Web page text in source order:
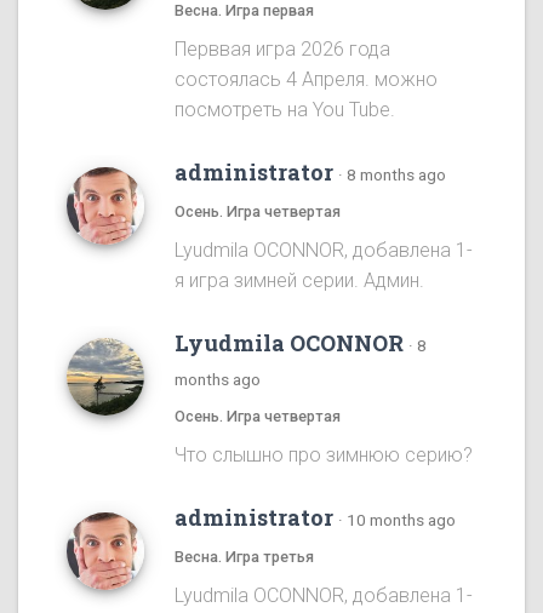
Весна. Игра первая
Перввая игра 2026 года
состоялась 4 Апреля. можно
посмотреть на You Tube.
administrator · 8 months ago
Осень. Игра четвертая
Lyudmila OCONNOR, добавлена 1-
я игра зимней серии. Админ.
Lyudmila OCONNOR · 8
months ago
Осень. Игра четвертая
Что слышно про зимнюю серию?
administrator · 10 months ago
Весна. Игра третья
Lyudmila OCONNOR, добавлена 1-